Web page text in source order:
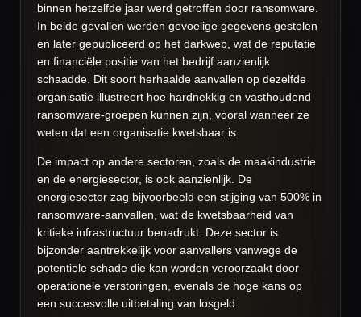
binnen hetzelfde jaar werd getroffen door ransomware.
In beide gevallen werden gevoelige gegevens gestolen
en later gepubliceerd op het darkweb, wat de reputatie
en financiële positie van het bedrijf aanzienlijk
schaadde. Dit soort herhaalde aanvallen op dezelfde
organisatie illustreert hoe hardnekkig en vasthoudend
ransomware-groepen kunnen zijn, vooral wanneer ze
weten dat een organisatie kwetsbaar is.
De impact op andere sectoren, zoals de maakindustrie
en de energiesector, is ook aanzienlijk. De
energiesector zag bijvoorbeeld een stijging van 500% in
ransomware-aanvallen, wat de kwetsbaarheid van
kritieke infrastructuur benadrukt. Deze sector is
bijzonder aantrekkelijk voor aanvallers vanwege de
potentiële schade die kan worden veroorzaakt door
operationele verstoringen, evenals de hoge kans op
een succesvolle uitbetaling van losgeld.